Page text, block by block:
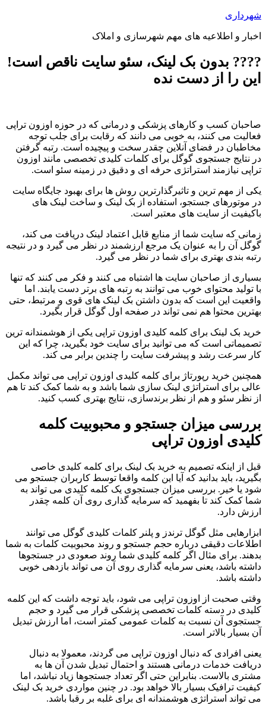
پرش
محتوا
شهرداری
اخبار و اطلاعیه های مهم شهرسازی و املاک
???? بدون بک لینک، سئو سایت ناقص است!
این را از دست نده
صاحبان کسب و کارهای پزشکی و درمانی که در حوزه اوزون تراپی
فعالیت می کنند، به خوبی می دانند که رقابت برای جلب توجه
مخاطبان در فضای آنلاین چقدر سخت و پیچیده است. رتبه گرفتن
در نتایج جستجوی گوگل برای کلمات کلیدی تخصصی مانند اوزون
تراپی نیازمند استراتژی حرفه ای و دقیق در زمینه سئو است.
یکی از مهم ترین و تاثیرگذارترین روش ها برای بهبود جایگاه سایت
در موتورهای جستجو، استفاده از بک لینک و ساخت لینک های
باکیفیت از سایت های معتبر است.
زمانی که سایت شما از منابع قابل اعتماد لینک دریافت می کند،
گوگل آن را به عنوان یک مرجع ارزشمند در نظر می گیرد و در نتیجه
رتبه بندی بهتری برای شما در نظر می گیرد.
بسیاری از صاحبان سایت ها اشتباه می کنند و فکر می کنند که تنها
با تولید محتوای خوب می توانند به رتبه های برتر دست یابند. اما
واقعیت این است که بدون داشتن بک لینک های قوی و مرتبط، حتی
بهترین محتوا هم نمی تواند در صفحه اول گوگل قرار بگیرد.
خرید بک لینک برای کلمه کلیدی اوزون تراپی یکی از هوشمندانه ترین
تصمیماتی است که می توانید برای سایت خود بگیرید، چرا که این
کار سرعت رشد و پیشرفت سایت را چندین برابر می کند.
همچنین خرید رپورتاژ برای کلمه کلیدی اوزون تراپی می تواند مکمل
عالی برای استراتژی لینک سازی شما باشد و به شما کمک کند تا هم
از نظر سئو و هم از نظر برندسازی، نتایج بهتری کسب کنید.
بررسی میزان جستجو و محبوبیت کلمه
کلیدی اوزون تراپی
قبل از اینکه تصمیم به خرید بک لینک برای کلمه کلیدی خاصی
بگیرید، باید بدانید که آیا این کلمه واقعا توسط کاربران جستجو می
شود یا خیر. بررسی میزان جستجوی یک کلمه کلیدی می تواند به
شما کمک کند تا بفهمید که سرمایه گذاری روی آن کلمه چقدر
ارزش دارد.
ابزارهایی مثل گوگل ترندز و پلنر کلمات کلیدی گوگل می توانند
اطلاعات دقیقی درباره حجم جستجو و روند محبوبیت کلمات به شما
بدهند. برای مثال اگر کلمه کلیدی شما روند صعودی در جستجوها
داشته باشد، یعنی سرمایه گذاری روی آن می تواند بازدهی خوبی
داشته باشد.
وقتی صحبت از اوزون تراپی می شود، باید توجه داشت که این کلمه
کلیدی در دسته کلمات تخصصی پزشکی قرار می گیرد و حجم
جستجوی آن نسبت به کلمات عمومی کمتر است، اما ارزش تبدیل
آن بسیار بالاتر است.
یعنی افرادی که دنبال اوزون تراپی می گردند، معمولا به دنبال
دریافت خدمات درمانی هستند و احتمال تبدیل شدن آن ها به
مشتری بالاست. بنابراین حتی اگر تعداد جستجوها زیاد نباشد، اما
کیفیت ترافیک بسیار بالا خواهد بود. در چنین مواردی خرید بک لینک
می تواند استراتژی هوشمندانه ای برای غلبه بر رقبا باشد.